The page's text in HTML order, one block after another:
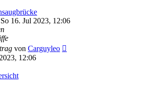
So 16. Jul 2023, 12:06
von Carguyleo
12:06